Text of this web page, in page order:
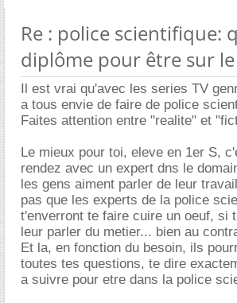
Re : police scientifique:
diplôme pour être sur
Il est vrai qu'avec les series TV
a tous envie de faire de police
Faites attention entre "realite" et
Le mieux pour toi, eleve en 1er S,
rendez avec un expert dns le
les gens aiment parler de leur
pas que les experts de la police
t'enverront te faire cuire un oeuf, si
leur parler du metier... bien au
Et la, en fonction du besoin, ils
toutes tes questions, te dire
a suivre pour etre dans la police